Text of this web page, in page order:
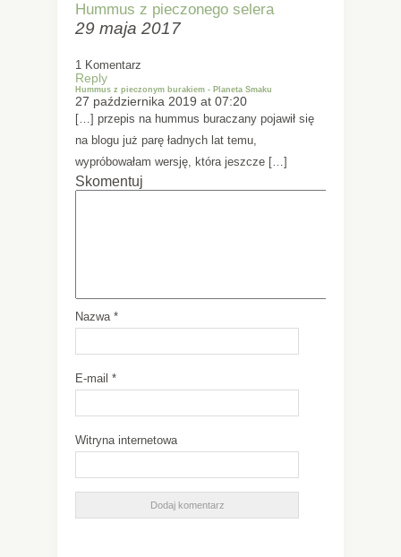
Hummus z pieczonego selera
29 maja 2017
1 Komentarz
Reply
Hummus z pieczonym burakiem - Planeta Smaku
27 października 2019 at 07:20
[…] przepis na hummus buraczany pojawił się
na blogu już parę ładnych lat temu,
wypróbowałam wersję, która jeszcze […]
Skomentuj
Nazwa *
E-mail *
Witryna internetowa